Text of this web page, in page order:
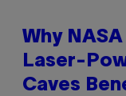
Why
Laser-
Caves